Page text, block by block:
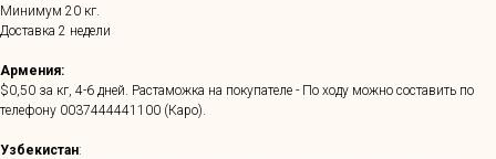
Минимум 20 кг.
Доставка 2 недели
Армения:
$0,50 за кг, 4-6 дней. Растаможка на покупателе - По ходу можно составить по
телефону 0037444441100 (Каро).
Узбекистан: